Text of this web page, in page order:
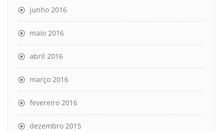
junho 2016
maio 2016
abril 2016
março 2016
fevereiro 2016
dezembro 2015